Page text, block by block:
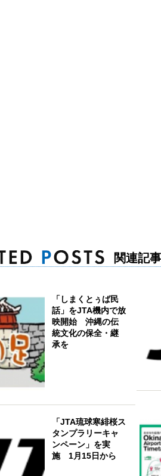
関連記事
「しまくとぅば民
話」をJTA機内で放
映開始 沖縄の伝
統文化の保全・継
承を
「JTA琉球寒緋桜ス
タンプラリーキャ
ンペーン」を実
施 1月15日から